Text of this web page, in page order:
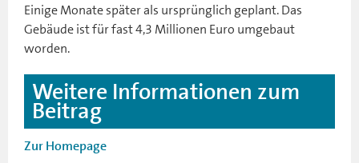
Einige Monate später als ursprünglich geplant. Das
Gebäude ist für fast 4,3 Millionen Euro umgebaut
worden.
Weitere Informationen zum
Beitrag
Zur Homepage